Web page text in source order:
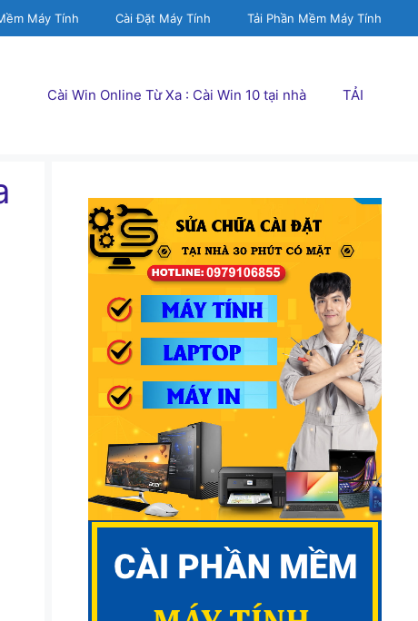
Máy Tính Cài Đặt Máy Tính Tải Phần Mềm Máy Tính
Cài Win Online Từ Xa : Cài Win 10 tại nhà TẢI